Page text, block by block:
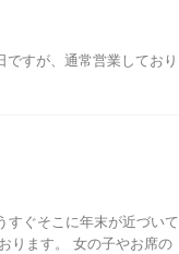
すが、通常営業しており
すぐそこに年末が近づいて
ります。 女の子やお席の